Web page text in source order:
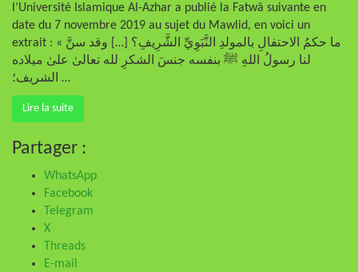
l’Université Islamique Al-Azhar a publié la Fatwâ suivante en
date du 7 novembre 2019 au sujet du Mawlid, en voici un
extrait : « ما حكمُ الاحتفالِ بالمولدِ النَّبَوِيِّ الشَّرِيفِ؟ […] وقد سنَّ
لنا رسولُ اللهِ ﷺ بنفسه جنسَ الشكرِ لله تعالىٰ علىٰ ميلاده
الشريف؛ …
Lire la suite
Partager :
WhatsApp
Facebook
Telegram
X
Threads
E-mail